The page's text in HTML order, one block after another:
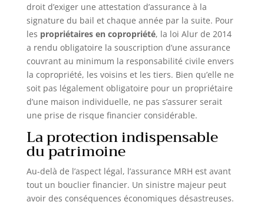
droit d’exiger une attestation d’assurance à la
signature du bail et chaque année par la suite. Pour
les propriétaires en copropriété, la loi Alur de 2014
a rendu obligatoire la souscription d’une assurance
couvrant au minimum la responsabilité civile envers
la copropriété, les voisins et les tiers. Bien qu’elle ne
soit pas légalement obligatoire pour un propriétaire
d’une maison individuelle, ne pas s’assurer serait
une prise de risque financier considérable.
La protection indispensable
du patrimoine
Au-delà de l’aspect légal, l’assurance MRH est avant
tout un bouclier financier. Un sinistre majeur peut
avoir des conséquences économiques désastreuses.